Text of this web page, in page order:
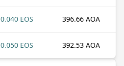
0.040 EOS 396.66 AOA
0.050 EOS 392.53 AOA